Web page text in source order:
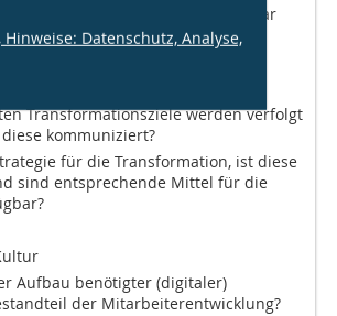
in Kernprozesse unmittelbar
das Reporting an die Kunden?
Transformationsziele werden verfolgt
kommuniziert?
für die Transformation, ist diese
sind entsprechende Mittel für die
Aufbau benötigter (digitaler)
der Mitarbeiterentwicklung?
Hinweise: Datenschutz, Analyse,